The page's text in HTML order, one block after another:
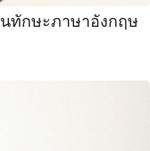
ทักษะภาษาอังกฤษ